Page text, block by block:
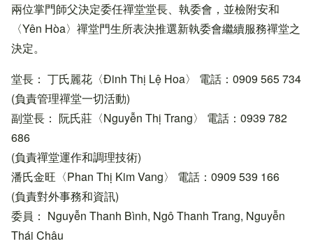
兩位掌門師父決定委任禪堂堂長、執委會，並檢附安和
〈Yên Hòa〉禪堂門生所表決推選新執委會繼續服務禪堂之
決定。
堂長： 丁氏麗花〈Đinh Thị Lệ Hoa〉 電話：0909 565 734
(負責管理禪堂一切活動)
副堂長： 阮氏莊〈Nguyễn Thị Trang〉 電話：0939 782
686
(負責禪堂運作和調理技術)
潘氏金旺〈Phan Thị Kim Vang〉 電話：0909 539 166
(負責對外事務和資訊)
委員： Nguyễn Thanh Bình, Ngô Thanh Trang, Nguyễn
Thái Châu